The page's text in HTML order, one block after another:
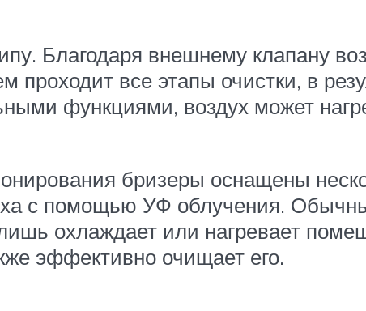
Благодаря внешнему клапану
проходит все этапы очистки, в
функциями, воздух может
бризеры оснащены
с помощью УФ облучения.
охлаждает или нагревает
эффективно очищает его.